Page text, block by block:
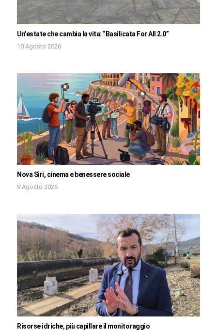
Un’estate che cambia la vita: “Basilicata For All 2.0”
10 Agosto 2026
Nova Siri, cinema e benessere sociale
9 Agosto 2026
Risorse idriche, più capillare il monitoraggio